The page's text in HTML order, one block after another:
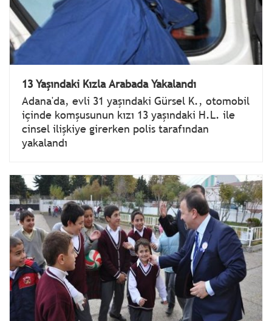
13 Yaşındaki Kızla Arabada Yakalandı
Adana'da, evli 31 yaşındaki Gürsel K., otomobil
içinde komşusunun kızı 13 yaşındaki H.L. ile
cinsel ilişkiye girerken polis tarafından
yakalandı